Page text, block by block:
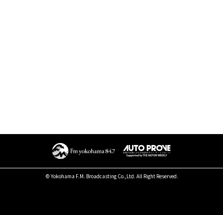
© Yokohama F.M. Broadcasting Co.,Ltd. All Right Reserved.